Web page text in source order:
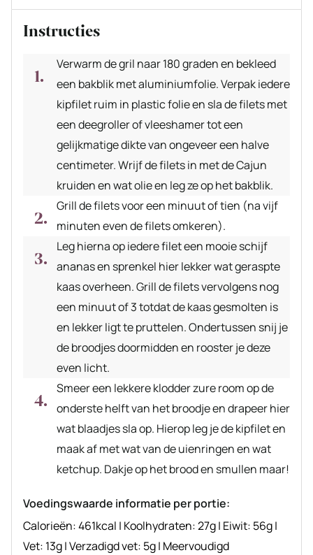
Instructies
Verwarm de gril naar 180 graden en bekleed
een bakblik met aluminiumfolie. Verpak iedere
kipfilet ruim in plastic folie en sla de filets met
een deegroller of vleeshamer tot een
gelijkmatige dikte van ongeveer een halve
centimeter. Wrijf de filets in met de Cajun
kruiden en wat olie en leg ze op het bakblik.
Grill de filets voor een minuut of tien (na vijf
minuten even de filets omkeren).
Leg hierna op iedere filet een mooie schijf
ananas en sprenkel hier lekker wat geraspte
kaas overheen. Grill de filets vervolgens nog
een minuut of 3 totdat de kaas gesmolten is
en lekker ligt te pruttelen. Ondertussen snij je
de broodjes doormidden en rooster je deze
even licht.
Smeer een lekkere klodder zure room op de
onderste helft van het broodje en drapeer hier
wat blaadjes sla op. Hierop leg je de kipfilet en
maak af met wat van de uienringen en wat
ketchup. Dakje op het brood en smullen maar!
Voedingswaarde informatie per portie:
Calorieën:461kcal | Koolhydraten:27g| Eiwit: 56g|
Vet: 13g|Verzadigd vet: 5g| Meervoudigd